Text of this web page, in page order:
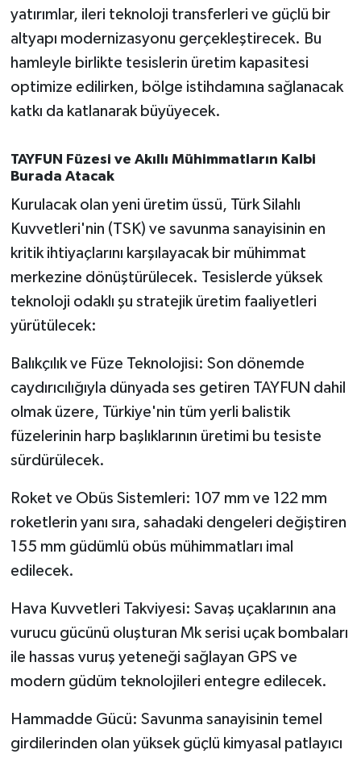
yatırımlar, ileri teknoloji transferleri ve güçlü bir
altyapı modernizasyonu gerçekleştirecek. Bu
hamleyle birlikte tesislerin üretim kapasitesi
optimize edilirken, bölge istihdamına sağlanacak
katkı da katlanarak büyüyecek.
TAYFUN Füzesi ve Akıllı Mühimmatların Kalbi
Burada Atacak
Kurulacak olan yeni üretim üssü, Türk Silahlı
Kuvvetleri'nin (TSK) ve savunma sanayisinin en
kritik ihtiyaçlarını karşılayacak bir mühimmat
merkezine dönüştürülecek. Tesislerde yüksek
teknoloji odaklı şu stratejik üretim faaliyetleri
yürütülecek:
Balıkçılık ve Füze Teknolojisi: Son dönemde
caydırıcılığıyla dünyada ses getiren TAYFUN dahil
olmak üzere, Türkiye'nin tüm yerli balistik
füzelerinin harp başlıklarının üretimi bu tesiste
sürdürülecek.
Roket ve Obüs Sistemleri: 107 mm ve 122 mm
roketlerin yanı sıra, sahadaki dengeleri değiştiren
155 mm güdümlü obüs mühimmatları imal
edilecek.
Hava Kuvvetleri Takviyesi: Savaş uçaklarının ana
vurucu gücünü oluşturan Mk serisi uçak bombaları
ile hassas vuruş yeteneği sağlayan GPS ve
modern güdüm teknolojileri entegre edilecek.
Hammadde Gücü: Savunma sanayisinin temel
girdilerinden olan yüksek güçlü kimyasal patlayıcı
SİYASET
Sındırgı
SPOR
SÜRMANŞET
TARİHTE BUGÜN
TEKNOLOJİ
Trend
TÜRKİYE
VİZYONDAKİLER
YAŞAM